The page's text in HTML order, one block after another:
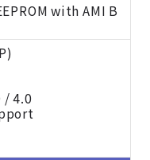
with AMI B
/ 4.0